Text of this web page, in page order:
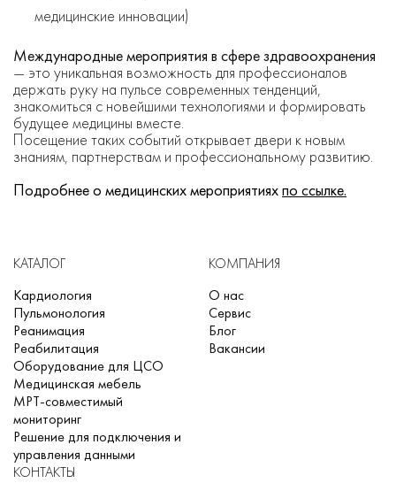
медицинские инновации)
Международные мероприятия в сфере здравоохранения
— это уникальная возможность для профессионалов
держать руку на пульсе современных тенденций,
знакомиться с новейшими технологиями и формировать
будущее медицины вместе.
Посещение таких событий открывает двери к новым
знаниям, партнерствам и профессиональному развитию.
Подробнее о медицинских мероприятияхпо ссылке.
КАТАЛОГ
Кардиология
Пульмонология
Реанимация
Реабилитация
Оборудование для ЦСО
Медицинская мебель
МРТ-совместимый
мониторинг
Решение для подключения и
управления данными
КОМПАНИЯ
О нас
Сервис
Блог
Вакансии
КОНТАКТЫ